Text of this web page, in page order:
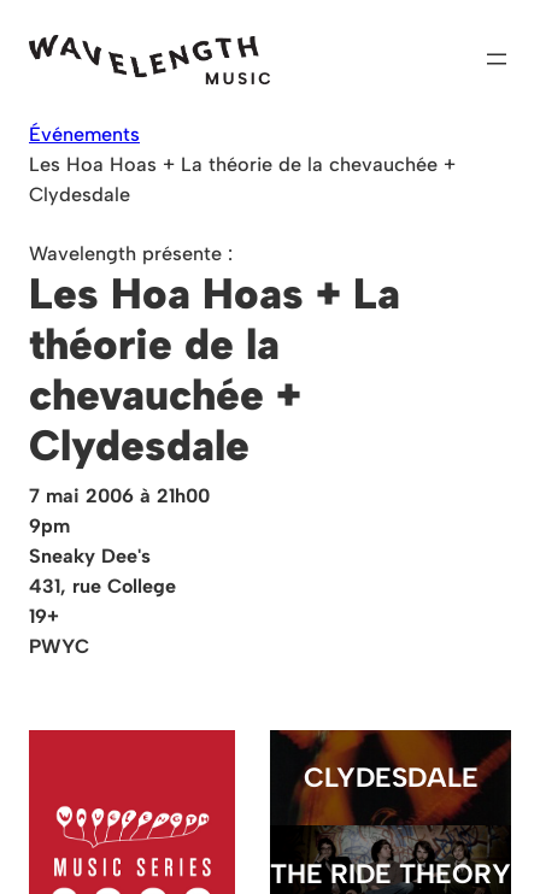
Événements
Les Hoa Hoas + La théorie de la chevauchée +
Clydesdale
Wavelength présente :
Les Hoa Hoas + La
théorie de la
chevauchée +
Clydesdale
7 mai 2006 à 21h00
9pm
Sneaky Dee's
431, rue College
19+
PWYC
CLYDESDALE
THE RIDE THEORY